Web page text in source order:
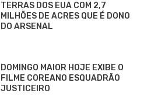
TERRAS DOS EUA COM 2,7
MILHÕES DE ACRES QUE É DONO
DO ARSENAL
DOMINGO MAIOR HOJE EXIBE O
FILME COREANO ESQUADRÃO
JUSTICEIRO